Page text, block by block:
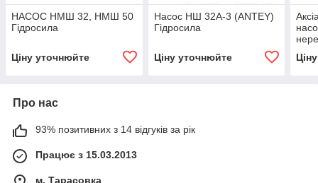
НАСОС НМШ 32, НМШ 50
Гідросила
Ціну уточнюйте
Насос НШ 32А-3 (ANTEY)
Гідросила
Ціну уточнюйте
Про нас
93% позитивних з 14 відгуків за рік
Працює з 15.03.2013
м. Тарасовка